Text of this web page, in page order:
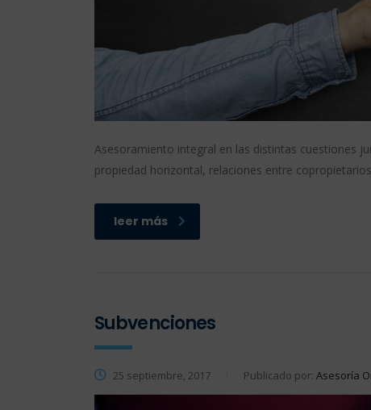
Asesoramiento integral en las distintas cuestiones
propiedad horizontal, relaciones entre
leer más
Subvenciones
25 septiembre, 2017 Publicado por: Asesoría